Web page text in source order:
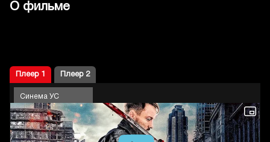
О фильме
Плеер 1 Плеер 2
Синема УС